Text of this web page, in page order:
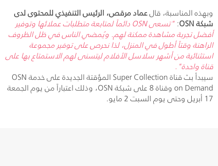
وبهذه المناسبة، قالعماد مرقص، الرئيس التنفيذي للمحتوى لدى
شبكةOSN
:"تسعىOSNدائماً لمتابعة متطلبات عملائها وتوفير
أفضل تجربة مشاهدة ممكنة لهم. ويُمضي الناس في ظل الظروف
الراهنة وقتاً أطول في المنزل، لذا نحرص على توفير مجموعة
استثنائية من أشهر سلاسل الأفلام ليتسنى لهم الاستمتاع بها على
قناة واحدة".
سيبدأ بث قناةSuper Collectionالمؤقتة الجديدة على خدمةOSN
on Demandوقناة 8 على شبكة OSN، وذلك اعتباراً من يوم الجمعة
17 أبريل وحتى يوم السبت 2 مايو.